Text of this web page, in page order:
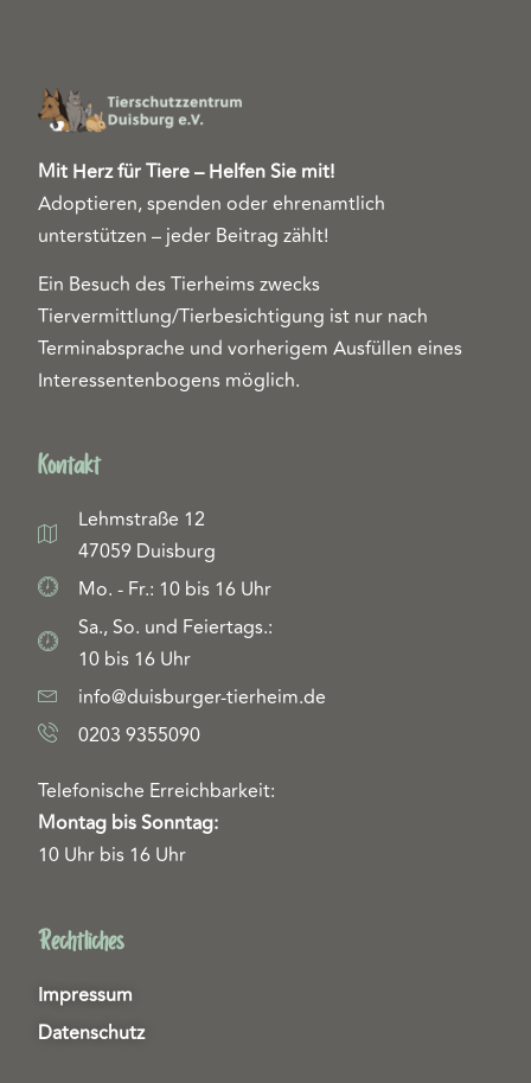
Mit Herz für Tiere – Helfen Sie mit!
Adoptieren, spenden oder ehrenamtlich
unterstützen – jeder Beitrag zählt!
Ein Besuch des Tierheims zwecks
Tiervermittlung/Tierbesichtigung ist nur nach
Terminabsprache und vorherigem Ausfüllen eines
Interessentenbogens möglich.
Kontakt
Lehmstraße 12
47059 Duisburg
Mo. - Fr.: 10 bis 16 Uhr
Sa., So. und Feiertags.:
10 bis 16 Uhr
info@duisburger-tierheim.de
0203 9355090
Telefonische Erreichbarkeit:
Montag bis Sonntag:
10 Uhr bis 16 Uhr
Rechtliches
Impressum
Datenschutz